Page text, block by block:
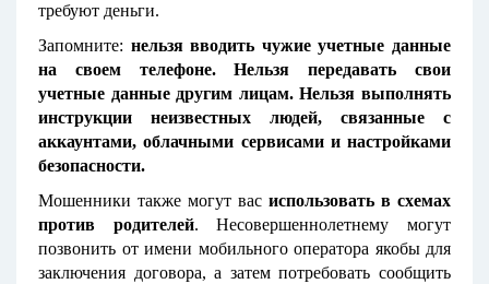
требуют деньги.
Запомните: нельзя вводить чужие учетные данные
на своем телефоне. Нельзя передавать свои
учетные данные другим лицам. Нельзя выполнять
инструкции неизвестных людей, связанные с
аккаунтами, облачными сервисами и настройками
безопасности.
Мошенники также могут вас использовать в схемах
против родителей. Несовершеннолетнему могут
позвонить от имени мобильного оператора якобы для
заключения договора, а затем потребовать сообщить